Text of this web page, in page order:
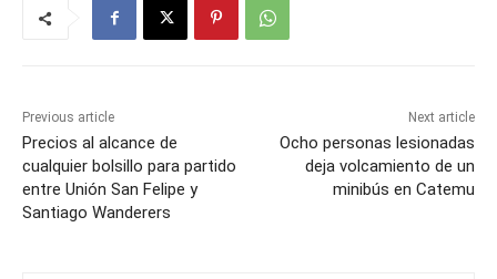
Previous article
Precios al alcance de
cualquier bolsillo para partido
entre Unión San Felipe y
Santiago Wanderers
Next article
Ocho personas lesionadas
deja volcamiento de un
minibús en Catemu